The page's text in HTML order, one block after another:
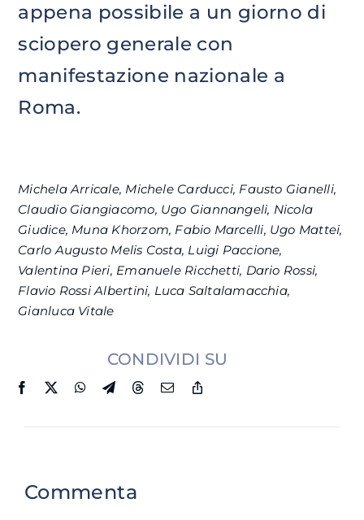
appena possibile a un giorno di
sciopero generale con
manifestazione nazionale a
Roma.
Michela Arricale, Michele Carducci, Fausto Gianelli,
Claudio Giangiacomo, Ugo Giannangeli, Nicola
Giudice, Muna Khorzom, Fabio Marcelli, Ugo Mattei,
Carlo Augusto Melis Costa, Luigi Paccione,
Valentina Pieri, Emanuele Ricchetti, Dario Rossi,
Flavio Rossi Albertini, Luca Saltalamacchia,
Gianluca Vitale
CONDIVIDI SU
Commenta